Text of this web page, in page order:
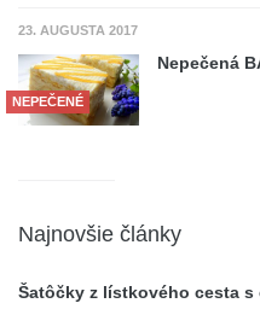
23. AUGUSTA 2017
NEPEČENÉ
Nepečená
Najnovšie články
Šatôčky z lístkového cesta